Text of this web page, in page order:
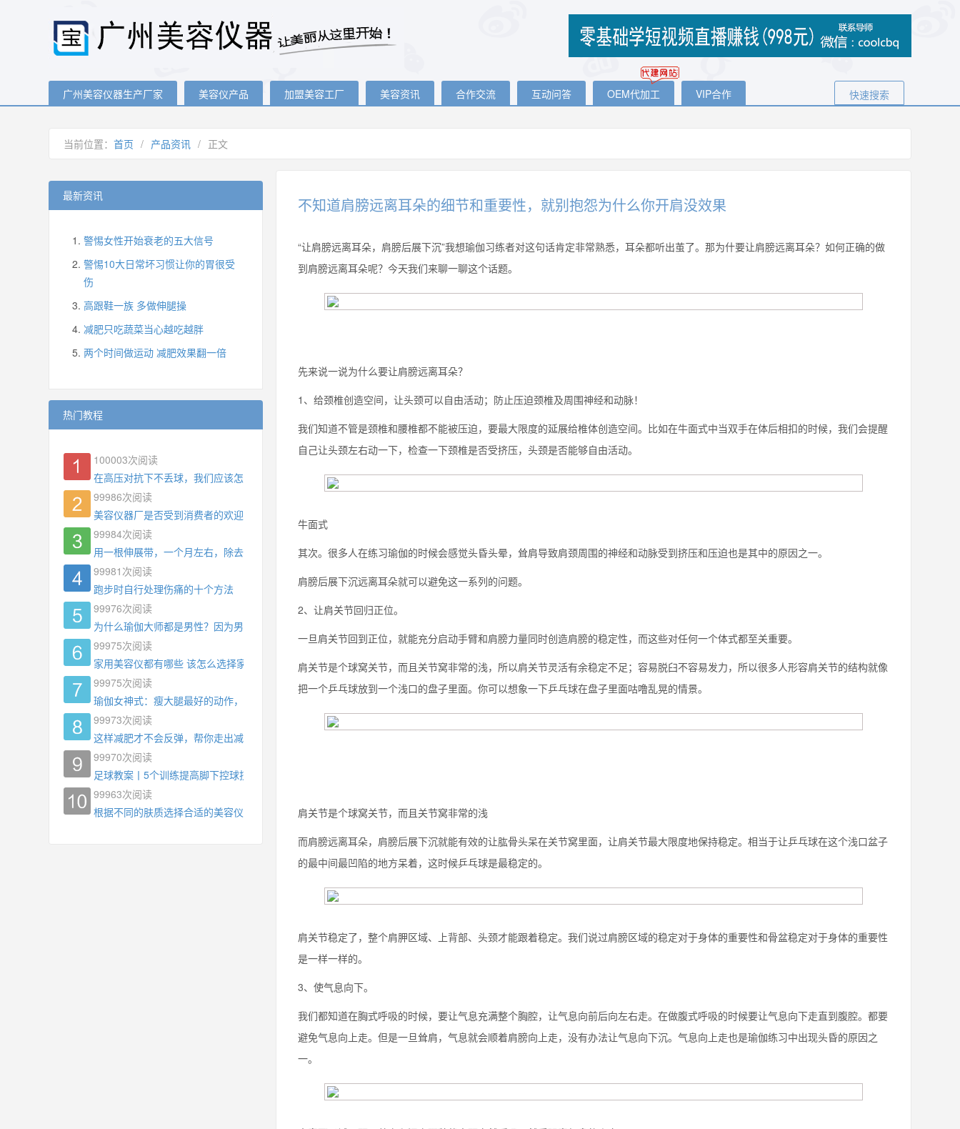
广州美容仪器生产厂家 美容仪产品 加盟美容工厂 美容资讯 合作交流 互动问答 OEM代加工 VIP合作 快速搜索
当前位置： 首页 / 产品资讯 / 正文
不知道肩膀远离耳朵的细节和重要性，就别抱怨为什么你开肩没效果
“让肩膀远离耳朵，肩膀后展下沉”我想瑜伽习练者对这句话肯定非常熟悉，耳朵都听出茧了。那为什要让肩膀远离耳朵？如何正确的做
到肩膀远离耳朵呢？今天我们来聊一聊这个话题。
先来说一说为什么要让肩膀远离耳朵？
1、给颈椎创造空间，让头颈可以自由活动；防止压迫颈椎及周围神经和动脉！
我们知道不管是颈椎和腰椎都不能被压迫，要最大限度的延展给椎体创造空间。比如在牛面式中当双手在体后相扣的时候，我们会提醒
自己让头颈左右动一下，检查一下颈椎是否受挤压，头颈是否能够自由活动。
牛面式
其次。很多人在练习瑜伽的时候会感觉头昏头晕，耸肩导致肩颈周围的神经和动脉受到挤压和压迫也是其中的原因之一。
肩膀后展下沉远离耳朵就可以避免这一系列的问题。
2、让肩关节回归正位。
一旦肩关节回到正位，就能充分启动手臂和肩膀力量同时创造肩膀的稳定性，而这些对任何一个体式都至关重要。
肩关节是个球窝关节，而且关节窝非常的浅，所以肩关节灵活有余稳定不足；容易脱臼不容易发力，所以很多人形容肩关节的结构就像
把一个乒乓球放到一个浅口的盘子里面。你可以想象一下乒乓球在盘子里面咕噜乱晃的情景。
肩关节是个球窝关节，而且关节窝非常的浅
而肩膀远离耳朵，肩膀后展下沉就能有效的让肱骨头呆在关节窝里面，让肩关节最大限度地保持稳定。相当于让乒乓球在这个浅口盆子
的最中间最凹陷的地方呆着，这时候乒乓球是最稳定的。
肩关节稳定了，整个肩胛区域、上背部、头颈才能跟着稳定。我们说过肩膀区域的稳定对于身体的重要性和骨盆稳定对于身体的重要性
是一样一样的。
3、使气息向下。
我们都知道在胸式呼吸的时候，要让气息充满整个胸腔，让气息向前后向左右走。在做腹式呼吸的时候要让气息向下走直到腹腔。都要
避免气息向上走。但是一旦耸肩，气息就会顺着肩膀向上走，没有办法让气息向下沉。气息向上走也是瑜伽练习中出现头昏的原因之
一。
最新资讯
警惕女性开始衰老的五大信号
警惕10大日常坏习惯让你的胃很受
伤
高跟鞋一族 多做伸腿操
减肥只吃蔬菜当心越吃越胖
两个时间做运动 减肥效果翻一倍
热门教程
100003次阅读
在高压对抗下不丢球，我们应该怎么练?
99986次阅读
美容仪器厂是否受到消费者的欢迎
99984次阅读
用一根伸展带，一个月左右，除去了手臂拜拜肉，背也变薄了
99981 次阅读
跑步时自行处理伤痛的十个方法
99976次阅读
为什么瑜伽大师都是男性？因为男权，让女性失去同等的机会
99975次阅读
家用美容仪都有哪些 该怎么选择家用美容仪
99975次阅读
瑜伽女神式：瘦大腿最好的动作，没有之一，为什么你练了没效果？
99973次阅读
这样减肥才不会反弹，帮你走出减肥瓶颈
99970次阅读
足球教案丨5个训练提高脚下控球技术
99963次阅读
根据不同的肤质选择合适的美容仪器